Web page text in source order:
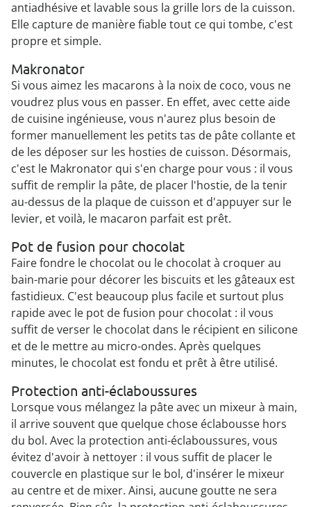
antiadhésive et lavable sous la grille lors de la cuisson.
Elle capture de manière fiable tout ce qui tombe, c'est
propre et simple.
Makronator
Si vous aimez les macarons à la noix de coco, vous ne
voudrez plus vous en passer. En effet, avec cette aide
de cuisine ingénieuse, vous n'aurez plus besoin de
former manuellement les petits tas de pâte collante et
de les déposer sur les hosties de cuisson. Désormais,
c'est le Makronator qui s'en charge pour vous : il vous
suffit de remplir la pâte, de placer l'hostie, de la tenir
au-dessus de la plaque de cuisson et d'appuyer sur le
levier, et voilà, le macaron parfait est prêt.
Pot de fusion pour chocolat
Faire fondre le chocolat ou le chocolat à croquer au
bain-marie pour décorer les biscuits et les gâteaux est
fastidieux. C'est beaucoup plus facile et surtout plus
rapide avec le pot de fusion pour chocolat : il vous
suffit de verser le chocolat dans le récipient en silicone
et de le mettre au micro-ondes. Après quelques
minutes, le chocolat est fondu et prêt à être utilisé.
Protection anti-éclaboussures
Lorsque vous mélangez la pâte avec un mixeur à main,
il arrive souvent que quelque chose éclabousse hors
du bol. Avec la protection anti-éclaboussures, vous
évitez d'avoir à nettoyer : il vous suffit de placer le
couvercle en plastique sur le bol, d'insérer le mixeur
au centre et de mixer. Ainsi, aucune goutte ne sera